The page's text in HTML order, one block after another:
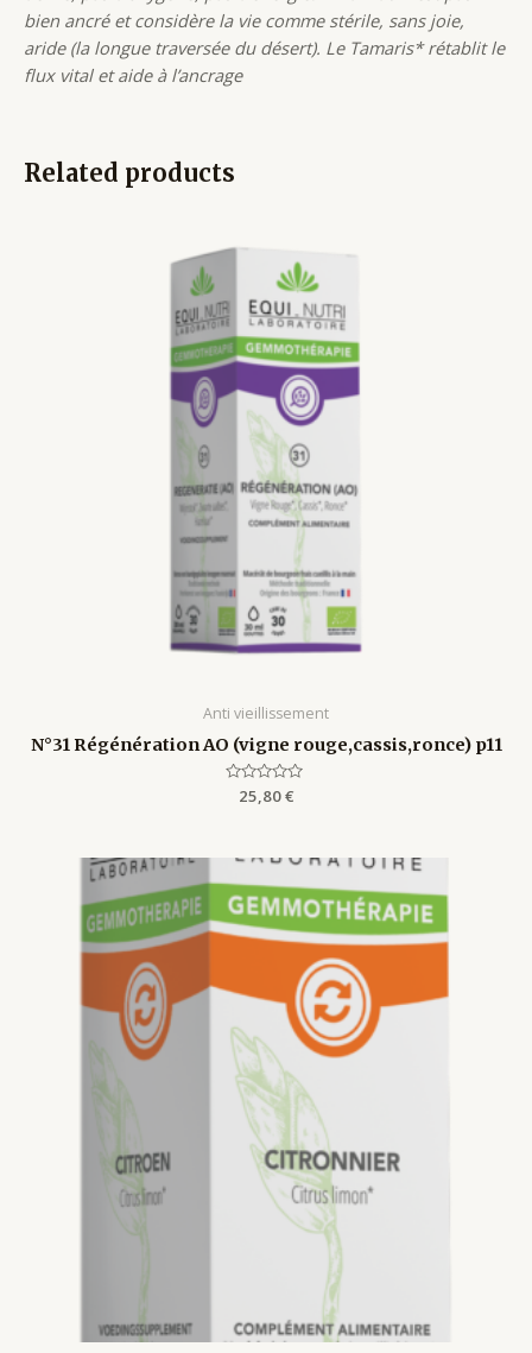
bien ancré et considère la vie comme stérile, sans joie,
aride (la longue traversée du désert). Le Tamaris* rétablit le
flux vital et aide à l’ancrage
Related products
Anti vieillissement
N°31 Régénération AO (vigne rouge,cassis,ronce) p11
Rated
25,80€